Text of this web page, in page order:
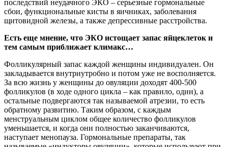
последствий неудачного ЭКО – серьезные гормональные
сбои, функциональные кисты в яичниках, заболевания
щитовидной железы, а также депрессивные расстройства.
Есть еще мнение, что ЭКО истощает запас яйцеклеток и
тем самым приближает климакс…
Фолликулярный запас каждой женщины индивидуален. Он
закладывается внутриутробно и потом уже не восполняется.
За всю жизнь у женщины до овуляции доходят 400-500
фолликулов (в ходе одного цикла – как правило, один), а
остальные подвергаются так называемой атрезии, то есть
обратному развитию. Таким образом, с каждым
менструальным циклом общее количество фолликулов
уменьшается, и когда они полностью заканчиваются,
наступает менопауза. Гормональные препараты, так